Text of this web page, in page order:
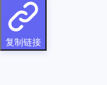
复制链接